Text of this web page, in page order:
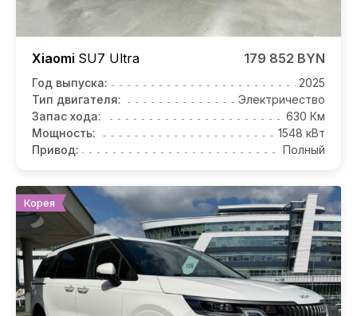
Xiaomi SU7 Ultra 179 852 BYN
Год выпуска:
2025
Тип двигателя:
Электричество
Запас хода:
630 Км
Мощность:
1548 кВт
Привод:
Полный
Корея